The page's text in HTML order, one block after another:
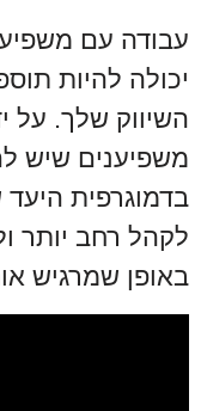
יכולה להיות
השיווק שלך. על
משפיענים שיש
בדמוגרפית
לקהל רחב יותר
באופן שמרגיש